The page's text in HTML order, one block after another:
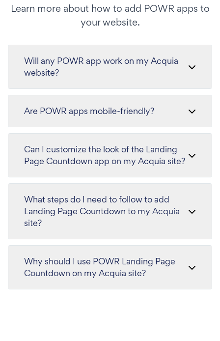
Learn more about how to add POWR apps to
your website.
Will any POWR app work on my Acquia
website?
Are POWR apps mobile-friendly?
Can I customize the look of the Landing
Page Countdown app on my Acquia site?
What steps do I need to follow to add
Landing Page Countdown to my Acquia
site?
Why should I use POWR Landing Page
Countdown on my Acquia site?